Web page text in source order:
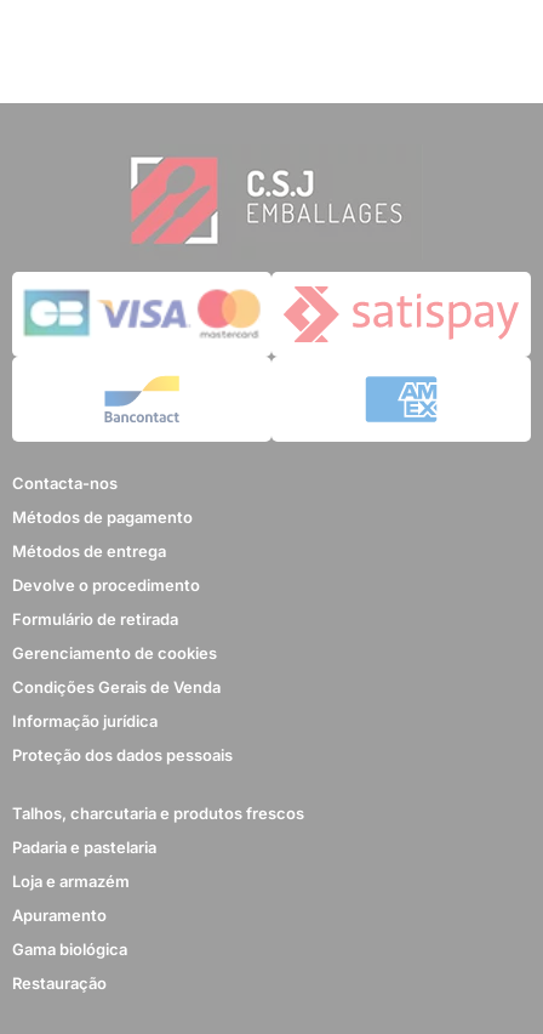
Contacta-nos
Métodos de pagamento
Métodos de entrega
Devolve o procedimento
Formulário de retirada
Gerenciamento de cookies
Condições Gerais de Venda
Informação jurídica
Proteção dos dados pessoais
Talhos, charcutaria e produtos frescos
Padaria e pastelaria
Loja e armazém
Apuramento
Gama biológica
Restauração